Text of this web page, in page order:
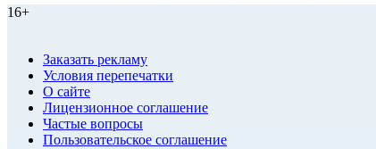
16+
Заказать рекламу
Условия перепечатки
О сайте
Лицензионное соглашение
Частые вопросы
Пользовательское соглашение